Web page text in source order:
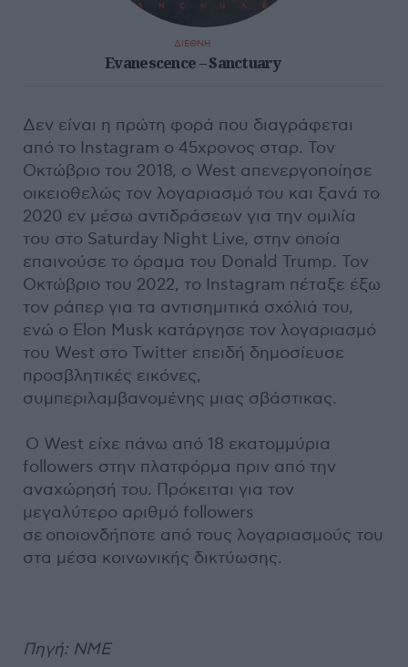
ΔΙΕΘΝΗ
Evanescence – Sanctuary
Δεν είναι η πρώτη φορά που διαγράφεται
από το Instagram ο 45χρονος σταρ. Τον
Οκτώβριο του 2018, ο West απενεργοποίησε
οικειοθελώς τον λογαριασμό του και ξανά το
2020 εν μέσω αντιδράσεων για την ομιλία
του στο Saturday Night Live, στην οποία
επαινούσε το όραμα του Donald Trump. Τον
Οκτώβριο του 2022, το Instagram πέταξε έξω
τον ράπερ για τα αντισημιτικά σχόλιά του,
ενώ ο Elon Musk κατάργησε τον λογαριασμό
του West στο Twitter επειδή δημοσίευσε
προσβλητικές εικόνες,
συμπεριλαμβανομένης μιας σβάστικας.
Ο West είχε πάνω από 18 εκατομμύρια
followers στην πλατφόρμα πριν από την
αναχώρησή του. Πρόκειται για τον
μεγαλύτερο αριθμό followers
σε οποιονδήποτε από τους λογαριασμούς του
στα μέσα κοινωνικής δικτύωσης.
Πηγή: ΝΜΕ